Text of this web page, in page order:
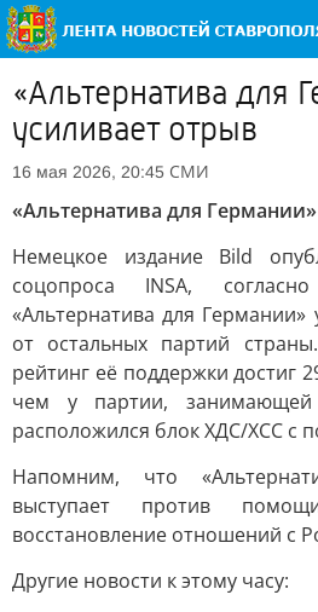
«Альтернатива для
усиливает отрыв
16 мая 2026, 20:45 СМИ
«Альтернатива для
Немецкое издание Bild
соцопроса INSA,
«Альтернатива для Германии»
от остальных партий
рейтинг её поддержки достиг
чем у партии,
расположился блок ХДС/ХСС с
Напомним, что
выступает против
восстановление отношений с
Другие новости к этому часу: